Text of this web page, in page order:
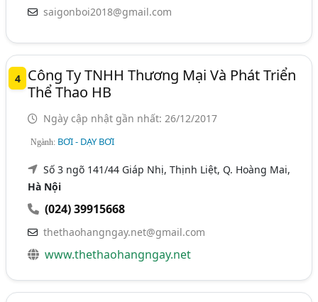
saigonboi2018@gmail.com
4
Công Ty TNHH Thương Mại Và Phát Triển
Thể Thao HB
Ngày cập nhật gần nhất: 26/12/2017
Ngành: BƠI - DẠY BƠI
Số 3 ngõ 141/44 Giáp Nhị, Thịnh Liệt, Q. Hoàng Mai,
Hà Nội
(024) 39915668
thethaohangngay.net@gmail.com
www.thethaohangngay.net